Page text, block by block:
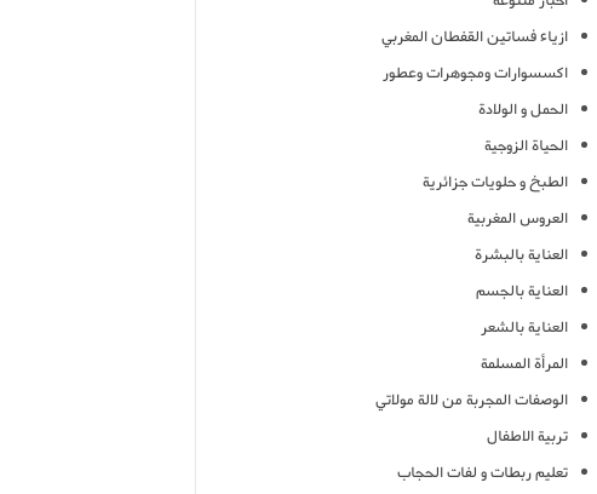
ازياء فساتين القفطان المغربي
اكسسوارات ومجوهرات وعطور
الحمل و الولادة
الحياة الزوجية
الطبخ و حلويات جزائرية
العروس المغربية
العناية بالبشرة
العناية بالجسم
العناية بالشعر
المرأة المسلمة
الوصفات المجربة من لالة مولاتي
تربية الاطفال
تعليم ربطات و لفات الحجاب